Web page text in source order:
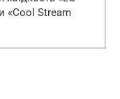
«Cool Stream